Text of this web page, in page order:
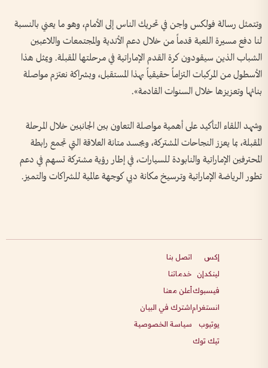
وتتمثل رسالة فولكس واجن في تحريك الناس إلى الأمام، وهو ما يعني بالنسبة
لنا دفع مسيرة اللعبة قدماً من خلال دعم الأندية والمجتمعات واللاعبين
الشباب الذين سيقودون كرة القدم الإماراتية في مرحلتها المقبلة. ويمثل هذا
الأسطول من المركبات التزاماً حقيقياً بهذا المستقبل، وبشراكة نعتزم مواصلة
بنائها وتعزيزها خلال السنوات القادمة».
وشهد اللقاء التأكيد على أهمية مواصلة التعاون بين الجانبين خلال المرحلة
المقبلة، بما يعزز النجاحات المشتركة، ويجسد متانة العلاقة التي تجمع رابطة
المحترفين الإماراتية والنابودة للسيارات، في إطار رؤية مشتركة تسهم في دعم
تطور الرياضة الإماراتية وترسيخ مكانة دبي كوجهة عالمية للشراكات والتميز.
إكس
لينكدإن
فيسبوك
انستغرام
يوتيوب
تيك توك
اتصل بنا
خدماتنا
أعلن معنا
اشترك في البيان
سياسة الخصوصية